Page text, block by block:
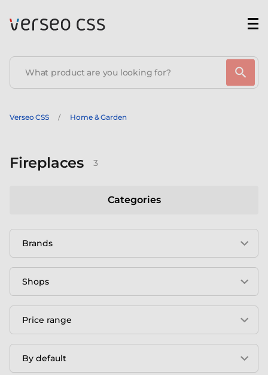
Verseo CSS Home & Garden
Fireplaces 3
Categories
Brands
Shops
Price range
By default